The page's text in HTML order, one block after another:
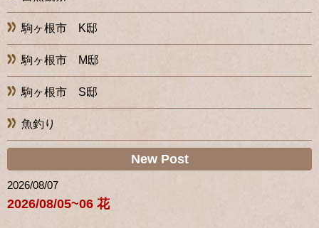
駒ヶ根市 K邸
駒ヶ根市 M邸
駒ヶ根市 S邸
魚釣り
New Post
2026/08/07
2026/08/05~06 花